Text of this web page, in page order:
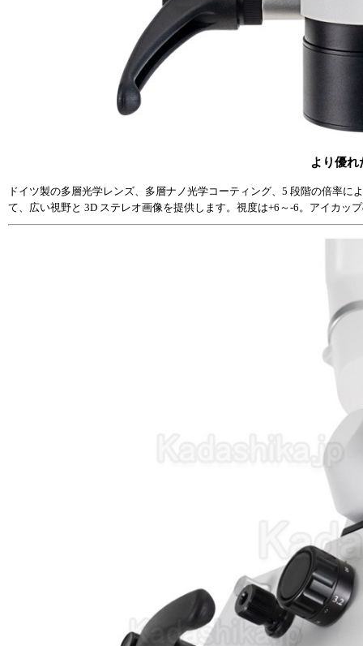
より優
ドイツ製の多層光学レンズ、多層ナノ光学コーティング、5 段階の倍率
て、広い視野と 3D ステレオ画像を提供します。視度は+6～-6。アイカッ